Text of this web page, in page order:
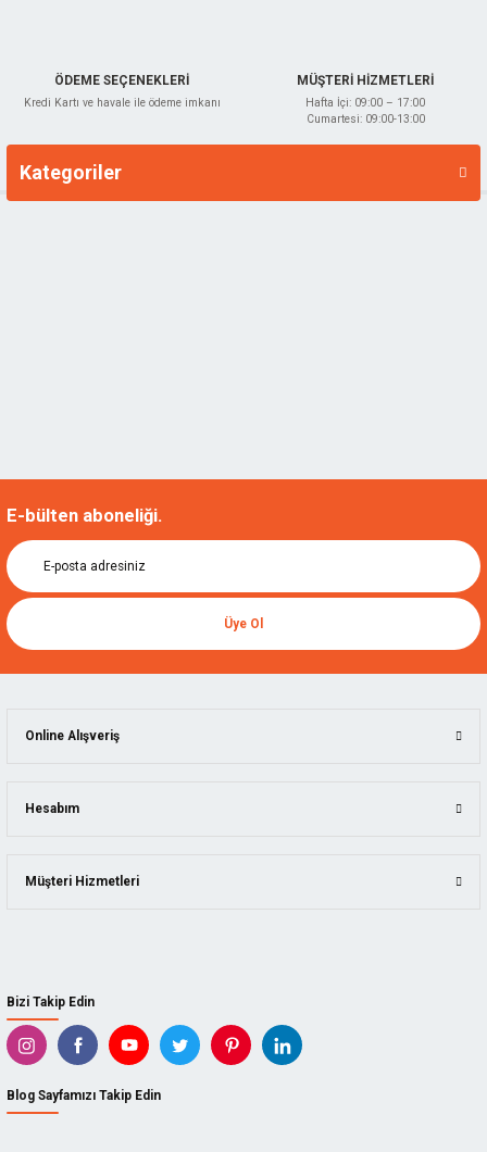
ÖDEME SEÇENEKLERİ
Kredi Kartı ve havale ile ödeme imkanı
MÜŞTERİ HİZMETLERİ
Hafta İçi: 09:00 – 17:00
Cumartesi: 09:00-13:00
Kategoriler
Markalar
E-bülten aboneliği.
Üye Ol
Bizi Takip Edin
Blog Sayfamızı Takip Edin
Online Alışveriş
Hesabım
Müşteri Hizmetleri